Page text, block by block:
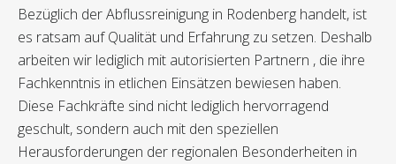
Bezüglich der Abflussreinigung in Rodenberg handelt, ist
es ratsam auf Qualität und Erfahrung zu setzen. Deshalb
arbeiten wir lediglich mit autorisierten Partnern , die ihre
Fachkenntnis in etlichen Einsätzen bewiesen haben.
Diese Fachkräfte sind nicht lediglich hervorragend
geschult, sondern auch mit den speziellen
Herausforderungen der regionalen Besonderheiten in